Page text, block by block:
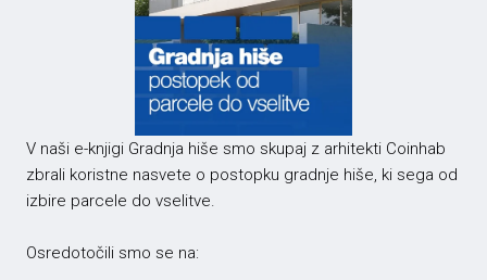
V naši e-knjigi Gradnja hiše smo skupaj z arhitekti Coinhab
zbrali koristne nasvete o postopku gradnje hiše, ki sega od
izbire parcele do vselitve.
Osredotočili smo se na: